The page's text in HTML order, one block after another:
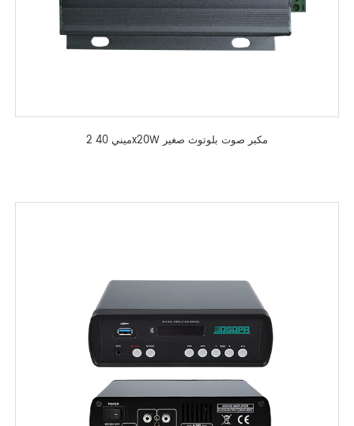
ميني 40 2x20W مكبر صوت بلوتوث صغير